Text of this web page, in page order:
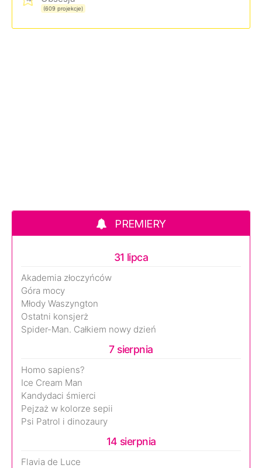
(609 projekcje)
PREMIERY
31 lipca
Akademia złoczyńców
Góra mocy
Młody Waszyngton
Ostatni konsjerż
Spider-Man. Całkiem nowy dzień
7 sierpnia
Homo sapiens?
Ice Cream Man
Kandydaci śmierci
Pejzaż w kolorze sepii
Psi Patrol i dinozaury
14 sierpnia
Flavia de Luce